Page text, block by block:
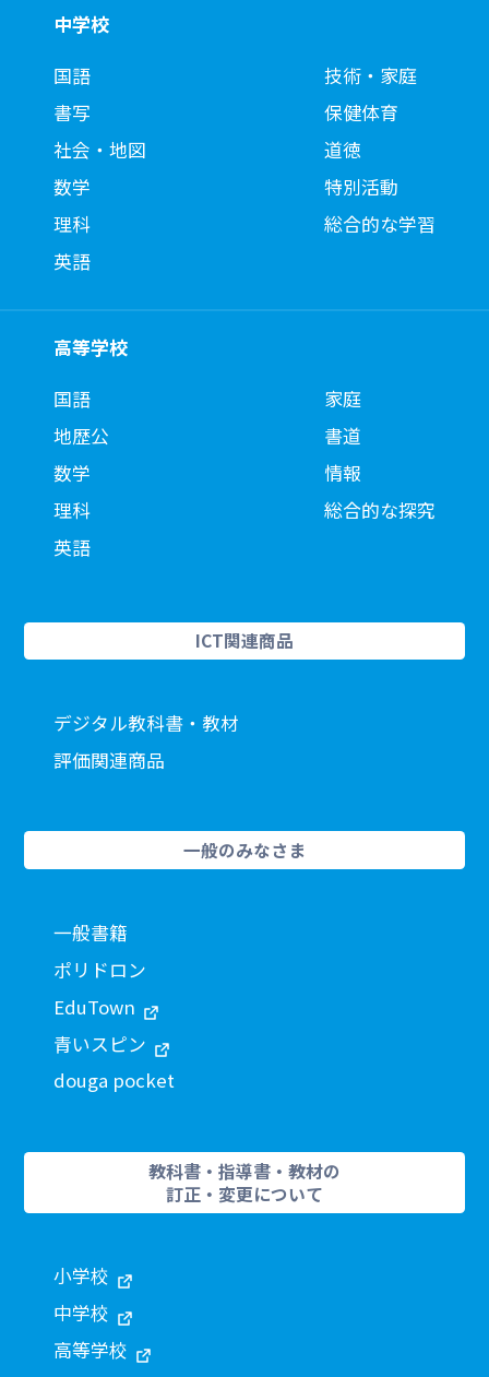
中学校
国語
書写
社会・地図
数学
理科
英語
技術・家庭
保健体育
道徳
特別活動
総合的な学習
高等学校
国語
地歴公
数学
理科
英語
家庭
書道
情報
総合的な探究
ICT関連商品
デジタル教科書・教材
評価関連商品
一般のみなさま
一般書籍
ポリドロン
EduTown
青いスピン
douga pocket
教科書・指導書・教材の
訂正・変更について
小学校
中学校
高等学校